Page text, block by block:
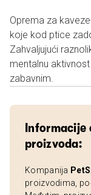
Oprema za
koje kod ptice
Zahvaljujući
mentalnu
zabavnim.
Informacije
proizvoda:
Kompanija
proizvodima,